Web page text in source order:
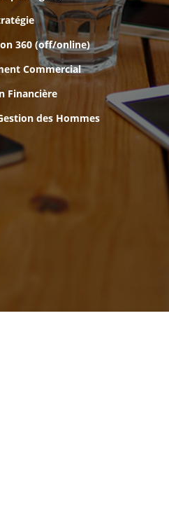
360 (off/online)
Commercial
Financière
des Hommes